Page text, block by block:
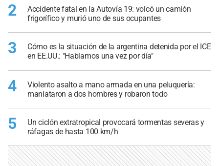
2
Accidente fatal en la Autovía 19: volcó un camión
frigorífico y murió uno de sus ocupantes
3
Cómo es la situación de la argentina detenida por el ICE
en EE.UU.: "Hablamos una vez por día"
4
Violento asalto a mano armada en una peluquería:
maniataron a dos hombres y robaron todo
5
Un ciclón extratropical provocará tormentas severas y
ráfagas de hasta 100 km/h